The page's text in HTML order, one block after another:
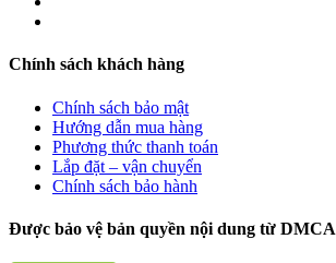
Chính sách khách hàng
Chính sách bảo mật
Hướng dẫn mua hàng
Phương thức thanh toán
Lắp đặt – vận chuyển
Chính sách bảo hành
Được bảo vệ bản quyền nội dung từ DMCA